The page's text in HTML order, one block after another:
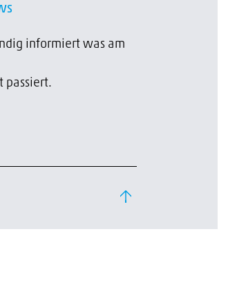
informiert was am
passiert.